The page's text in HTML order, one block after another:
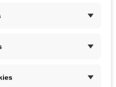
Goki Dětská kovová